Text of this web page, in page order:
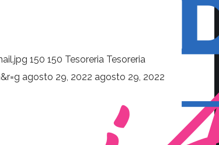
150 150 Tesoreria Tesoreria
agosto 29, 2022 agosto 29, 2022